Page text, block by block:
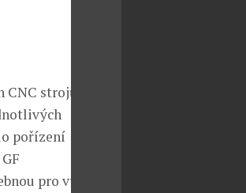
strojů
pořízení
pro výrobu